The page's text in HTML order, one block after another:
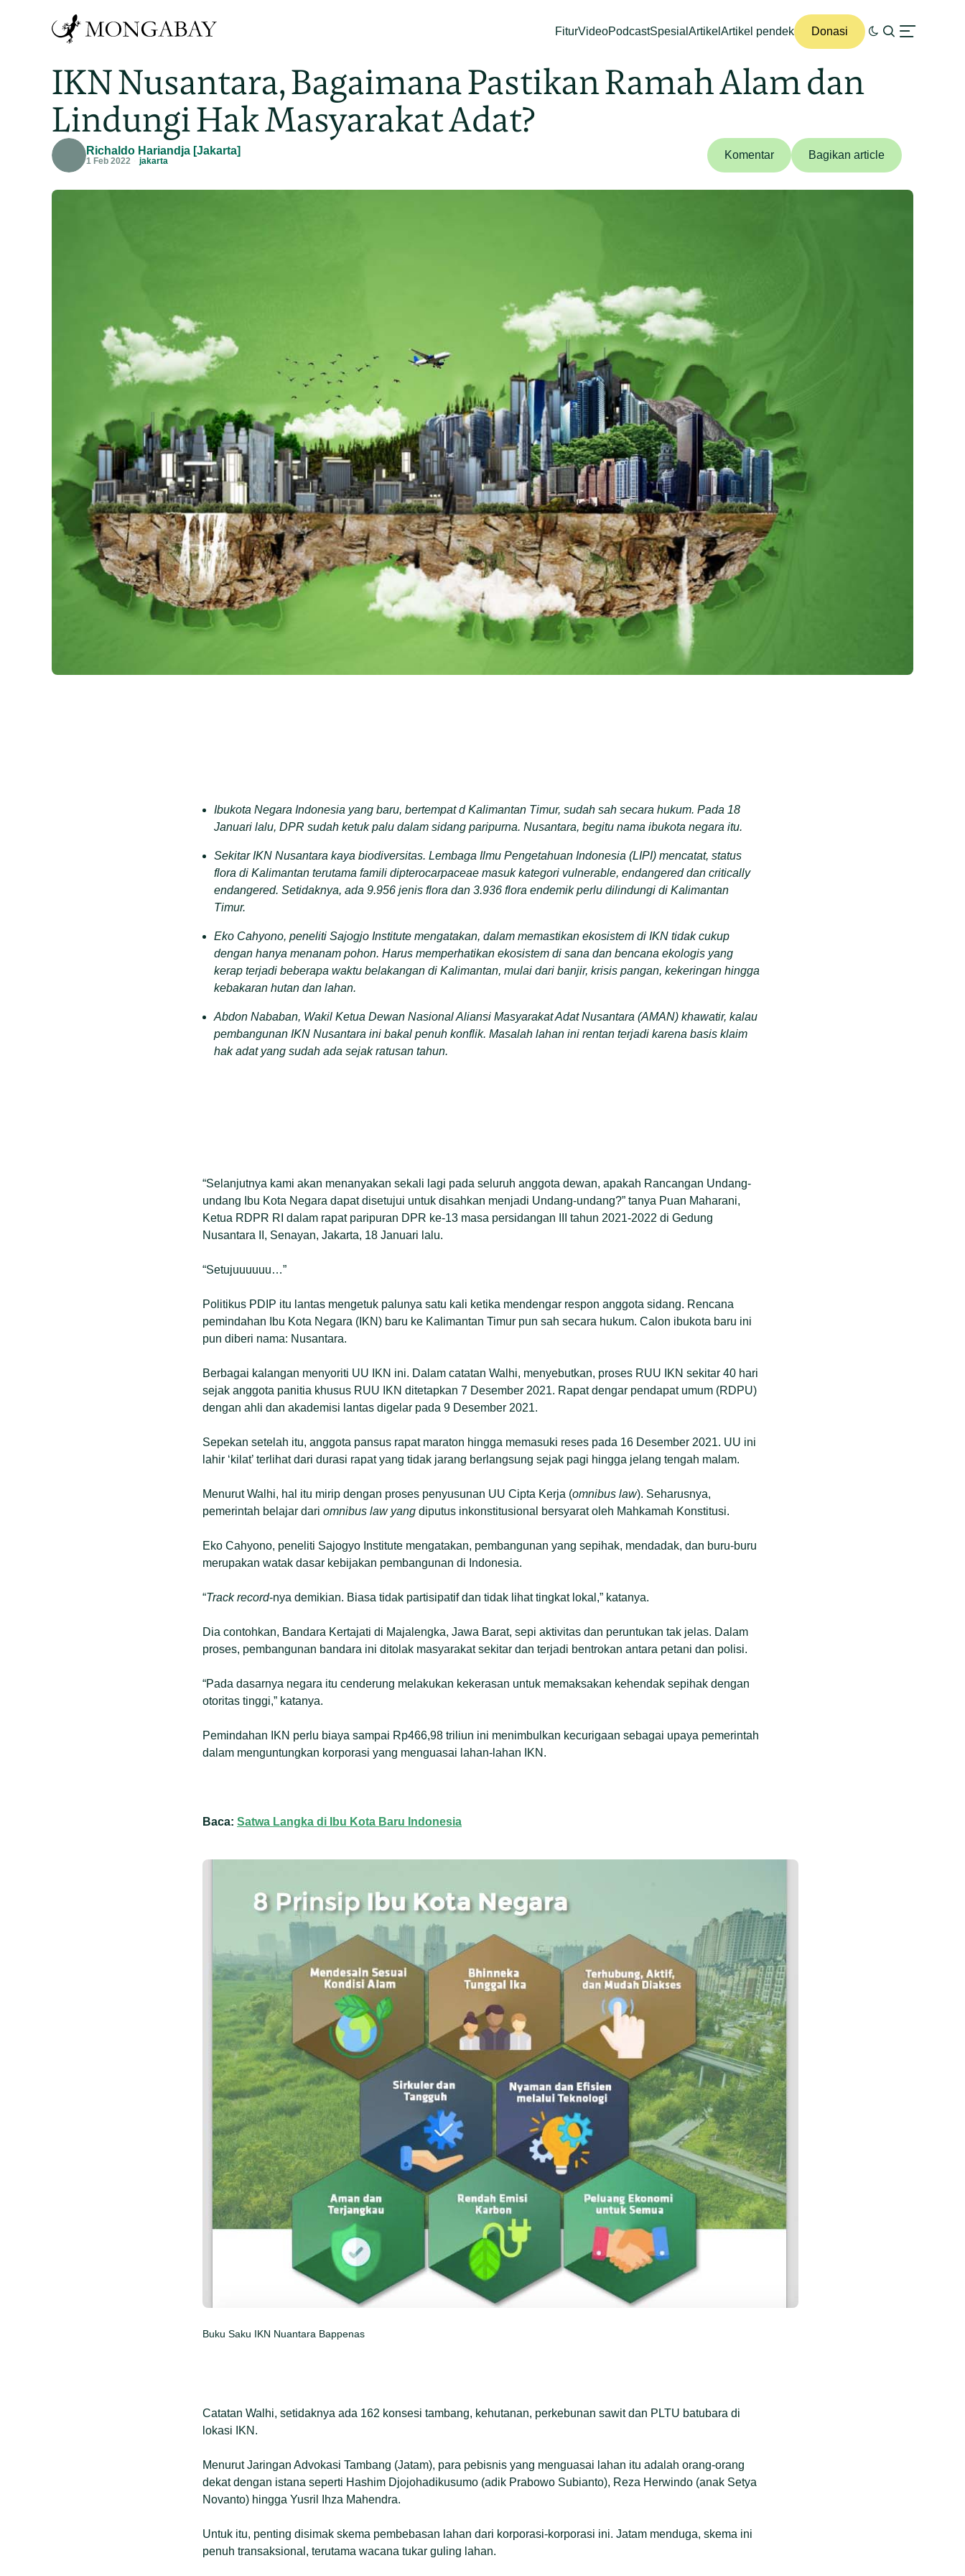
FiturVideoPodcastSpesial Artikel Artikel pendek Donasi
IKN Nusantara, Bagaimana Pastikan Ramah Alam dan
Lindungi Hak Masyarakat Adat?
Richaldo Hariandja [Jakarta]
1 Feb 2022 jakarta Komentar Bagikan article
Ibukota Negara Indonesia yang baru, bertempat d Kalimantan Timur, sudah sah secara hukum. Pada 18
Januari lalu, DPR sudah ketuk palu dalam sidang paripurna. Nusantara, begitu nama ibukota negara itu.
Sekitar IKN Nusantara kaya biodiversitas. Lembaga Ilmu Pengetahuan Indonesia (LIPI) mencatat, status
flora di Kalimantan terutama famili dipterocarpaceae masuk kategori vulnerable, endangered dan critically
endangered. Setidaknya, ada 9.956 jenis flora dan 3.936 flora endemik perlu dilindungi di Kalimantan
Timur.
Eko Cahyono, peneliti Sajogjo Institute mengatakan, dalam memastikan ekosistem di IKN tidak cukup
dengan hanya menanam pohon. Harus memperhatikan ekosistem di sana dan bencana ekologis yang
kerap terjadi beberapa waktu belakangan di Kalimantan, mulai dari banjir, krisis pangan, kekeringan hingga
kebakaran hutan dan lahan.
Abdon Nababan, Wakil Ketua Dewan Nasional Aliansi Masyarakat Adat Nusantara (AMAN) khawatir, kalau
pembangunan IKN Nusantara ini bakal penuh konflik. Masalah lahan ini rentan terjadi karena basis klaim
hak adat yang sudah ada sejak ratusan tahun.
“Selanjutnya kami akan menanyakan sekali lagi pada seluruh anggota dewan, apakah Rancangan Undang-
undang Ibu Kota Negara dapat disetujui untuk disahkan menjadi Undang-undang?” tanya Puan Maharani,
Ketua RDPR RI dalam rapat paripuran DPR ke-13 masa persidangan III tahun 2021-2022 di Gedung
Nusantara II, Senayan, Jakarta, 18 Januari lalu.
“Setujuuuuuu…”
Politikus PDIP itu lantas mengetuk palunya satu kali ketika mendengar respon anggota sidang. Rencana
pemindahan Ibu Kota Negara (IKN) baru ke Kalimantan Timur pun sah secara hukum. Calon ibukota baru ini
pun diberi nama: Nusantara.
Berbagai kalangan menyoriti UU IKN ini. Dalam catatan Walhi, menyebutkan, proses RUU IKN sekitar 40 hari
sejak anggota panitia khusus RUU IKN ditetapkan 7 Desember 2021. Rapat dengar pendapat umum (RDPU)
dengan ahli dan akademisi lantas digelar pada 9 Desember 2021.
Sepekan setelah itu, anggota pansus rapat maraton hingga memasuki reses pada 16 Desember 2021. UU ini
lahir ‘kilat’ terlihat dari durasi rapat yang tidak jarang berlangsung sejak pagi hingga jelang tengah malam.
Menurut Walhi, hal itu mirip dengan proses penyusunan UU Cipta Kerja (omnibus law). Seharusnya,
pemerintah belajar dari omnibus law yang diputus inkonstitusional bersyarat oleh Mahkamah Konstitusi.
Eko Cahyono, peneliti Sajogyo Institute mengatakan, pembangunan yang sepihak, mendadak, dan buru-buru
merupakan watak dasar kebijakan pembangunan di Indonesia.
“Track record-nya demikian. Biasa tidak partisipatif dan tidak lihat tingkat lokal,” katanya.
Dia contohkan, Bandara Kertajati di Majalengka, Jawa Barat, sepi aktivitas dan peruntukan tak jelas. Dalam
proses, pembangunan bandara ini ditolak masyarakat sekitar dan terjadi bentrokan antara petani dan polisi.
“Pada dasarnya negara itu cenderung melakukan kekerasan untuk memaksakan kehendak sepihak dengan
otoritas tinggi,” katanya.
Pemindahan IKN perlu biaya sampai Rp466,98 triliun ini menimbulkan kecurigaan sebagai upaya pemerintah
dalam menguntungkan korporasi yang menguasai lahan-lahan IKN.
Baca: Satwa Langka di Ibu Kota Baru Indonesia
Buku Saku IKN Nuantara Bappenas
Catatan Walhi, setidaknya ada 162 konsesi tambang, kehutanan, perkebunan sawit dan PLTU batubara di
lokasi IKN.
Menurut Jaringan Advokasi Tambang (Jatam), para pebisnis yang menguasai lahan itu adalah orang-orang
dekat dengan istana seperti Hashim Djojohadikusumo (adik Prabowo Subianto), Reza Herwindo (anak Setya
Novanto) hingga Yusril Ihza Mahendra.
Untuk itu, penting disimak skema pembebasan lahan dari korporasi-korporasi ini. Jatam menduga, skema ini
penuh transaksional, terutama wacana tukar guling lahan.